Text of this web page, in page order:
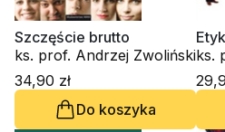
Szczęście brutto
ks. prof. Andrzej Zwoliński
34,90 zł
Do koszyka
ks.